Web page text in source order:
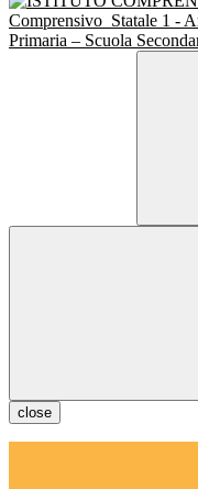
Comprensivo Statale 1 -
Primaria – Scuola
close